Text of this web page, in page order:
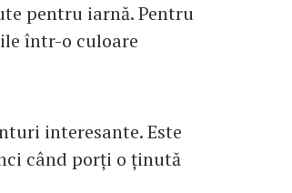
pentru iarnă. Pentru
într-o culoare
interesante. Este
când porți o ținută